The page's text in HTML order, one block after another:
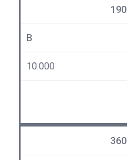
190
B
10.000
360